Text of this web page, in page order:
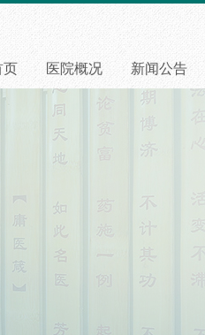
页 医院概况 新闻公告